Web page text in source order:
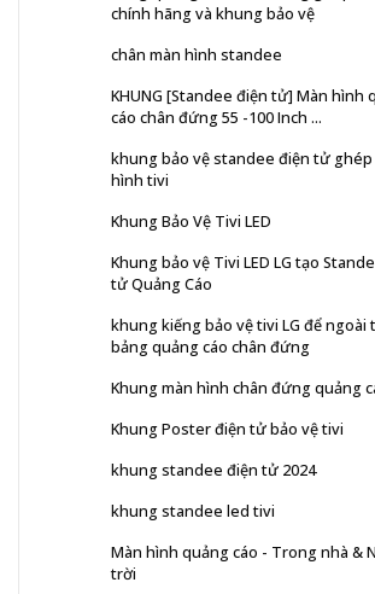
chính hãng và khung bảo vệ
chân màn hình standee
KHUNG [Standee điện tử] Màn hình
cáo chân đứng 55 -100 Inch ...
khung bảo vệ standee điện tử ghép
hình tivi
Khung Bảo Vệ Tivi LED
Khung bảo vệ Tivi LED LG tạo
tử Quảng Cáo
khung kiếng bảo vệ tivi LG để ngoài
bảng quảng cáo chân đứng
Khung màn hình chân đứng quảng
Khung Poster điện tử bảo vệ tivi
khung standee điện tử 2024
khung standee led tivi
Màn hình quảng cáo - Trong nhà &
trời